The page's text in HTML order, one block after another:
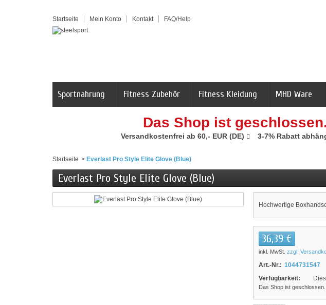
Startseite Mein Konto Kontakt FAQ/Help
Sportnahrung Fitness Zubehör Fitness Kleidung MHD Ware
Das Shop ist
Versandkostenfrei ab 60,- EUR (DE) 3-7% Rabatt
Startseite > Everlast Pro Style Elite Glove (Blue)
Everlast Pro Style Elite Glove (Blue)
Hochwertige
36,39 €
inkl. MwSt. zzgl.
Art.-Nr.: 1044731547
Verfügbarkeit:
Das Shop ist